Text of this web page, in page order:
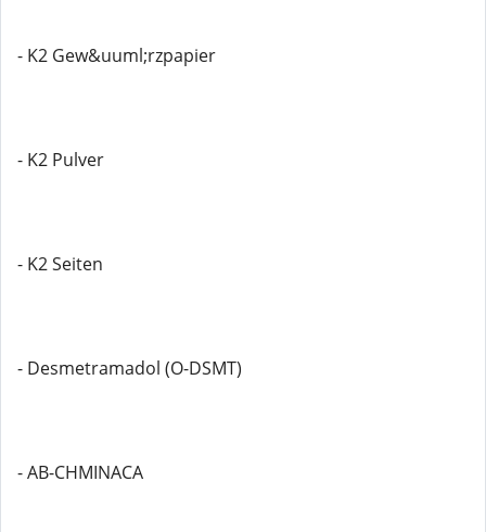
- K2 Gew&uuml;rzpapier
- K2 Pulver
- K2 Seiten
- Desmetramadol (O-DSMT)
- AB-CHMINACA